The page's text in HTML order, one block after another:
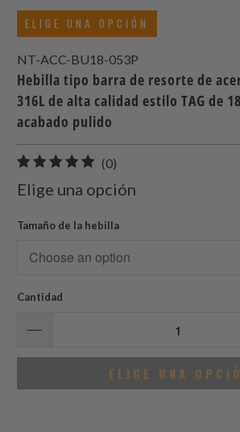
ELIGE UNA OPCIÓN
NT-ACC-BU18-053P
Hebilla tipo barra de resorte de
316L de alta calidad estilo TAG de
acabado pulido
(0)
total
reseñas
Elige una opción
Tamaño de la hebilla
Cantidad
ELIGE UNA